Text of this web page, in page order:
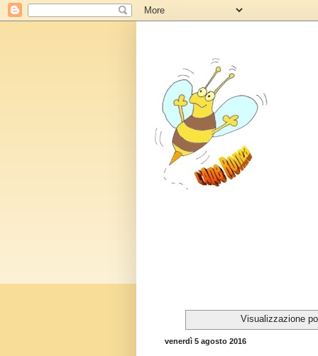
Visualizzazione
venerdì 5 agosto 2016